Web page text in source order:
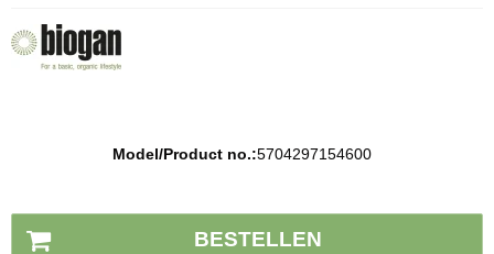
Model/Product no.:5704297154600
BESTELLEN